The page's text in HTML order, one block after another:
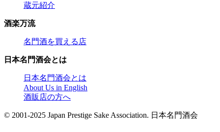
蔵元紹介
酒楽万流
名門酒を買える店
日本名門酒会とは
日本名門酒会とは
About Us in English
酒販店の方へ
© 2001-2025 Japan Prestige Sake Association. 日本名門酒会